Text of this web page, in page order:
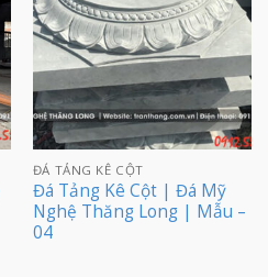
ĐÁ TẢNG KÊ CỘT
Đá Tảng Kê Cột | Đá Mỹ
Nghệ Thăng Long | Mẫu –
04